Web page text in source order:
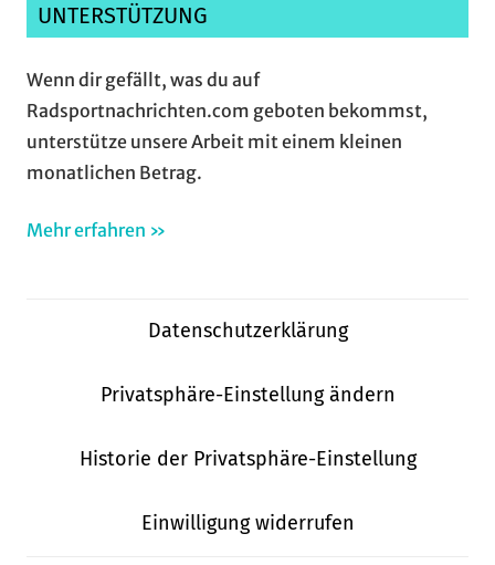
UNTERSTÜTZUNG
Wenn dir gefällt, was du auf
Radsportnachrichten.com geboten bekommst,
unterstütze unsere Arbeit mit einem kleinen
monatlichen Betrag.
Mehr erfahren »
Datenschutzerklärung
Privatsphäre-Einstellung ändern
Historie der Privatsphäre-Einstellung
Einwilligung widerrufen